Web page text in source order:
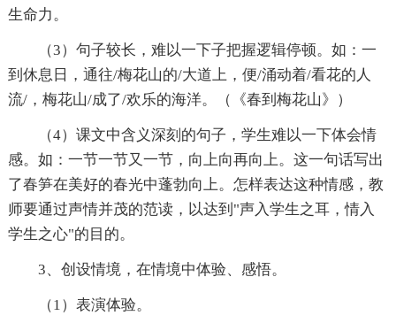
生命力。
（3）句子较长，难以一下子把握逻辑停顿。如：一
到休息日，通往/梅花山的/大道上，便/涌动着/看花的人
流/，梅花山/成了/欢乐的海洋。（《春到梅花山》）
（4）课文中含义深刻的句子，学生难以一下体会情
感。如：一节一节又一节，向上向再向上。这一句话写出
了春笋在美好的春光中蓬勃向上。怎样表达这种情感，教
师要通过声情并茂的范读，以达到"声入学生之耳，情入
学生之心"的目的。
3、创设情境，在情境中体验、感悟。
（1）表演体验。